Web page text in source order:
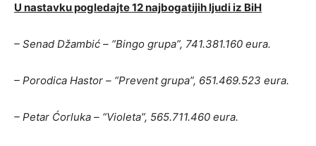
U nastavku pogledajte 12 najbogatijih ljudi iz BiH
– Senad Džambić – “Bingo grupa”, 741.381.160 eura.
– Porodica Hastor – “Prevent grupa”, 651.469.523 eura.
– Petar Ćorluka – “Violeta”, 565.711.460 eura.